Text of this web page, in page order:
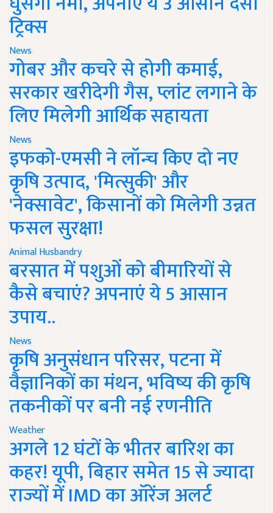
ट्रिक्स
News
गोबर और कचरे से होगी कमाई,
सरकार खरीदेगी गैस, प्लांट लगाने के
लिए मिलेगी आर्थिक सहायता
News
इफको-एमसी ने लॉन्च किए दो नए
कृषि उत्पाद, 'मित्सुकी' और
'नेक्सावेट', किसानों को मिलेगी उन्नत
फसल सुरक्षा!
Animal Husbandry
बरसात में पशुओं को बीमारियों से
कैसे बचाएं? अपनाएं ये 5 आसान
उपाय..
News
कृषि अनुसंधान परिसर, पटना में
वैज्ञानिकों का मंथन, भविष्य की कृषि
तकनीकों पर बनी नई रणनीति
Weather
अगले 12 घंटों के भीतर बारिश का
कहर! यूपी, बिहार समेत 15 से ज्यादा
राज्यों में IMD का ऑरेंज अलर्ट